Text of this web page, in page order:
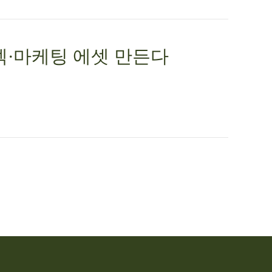
마케팅 에셋 만든다